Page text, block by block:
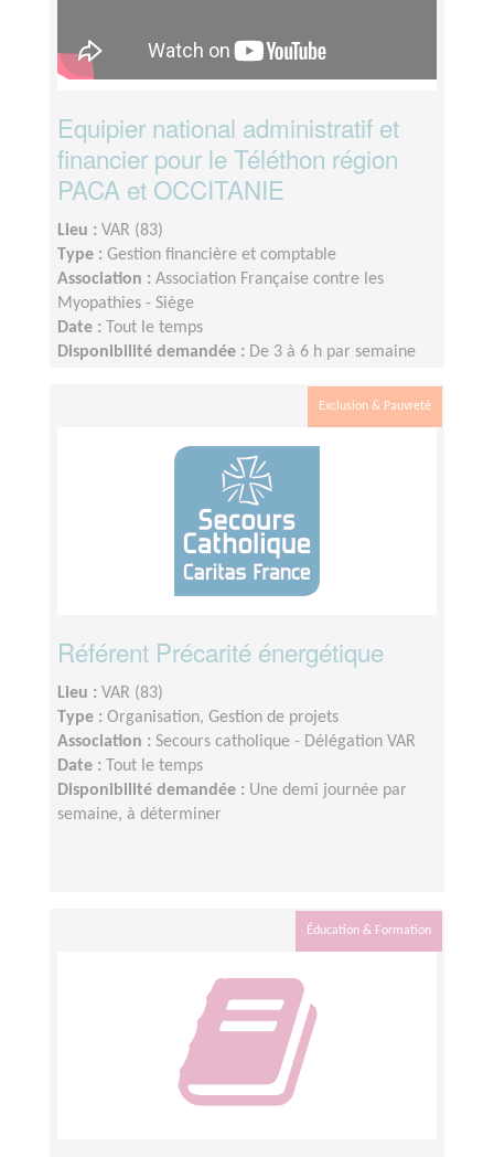
Equipier national administratif et
financier pour le Téléthon région
PACA et OCCITANIE
Lieu : VAR (83)
Type : Gestion financière et comptable
Association : Association Française contre les
Myopathies - Siège
Date :
Tout le temps
Disponibilité demandée : De 3 à 6 h par semaine
Exclusion & Pauvreté
Référent Précarité énergétique
Lieu : VAR (83)
Type : Organisation, Gestion de projets
Association : Secours catholique - Délégation VAR
Date :
Tout le temps
Disponibilité demandée : Une demi journée par
semaine, à déterminer
Éducation & Formation